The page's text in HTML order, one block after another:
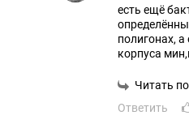
есть ещё
полигонах,
корпуса
Читать
Ответить